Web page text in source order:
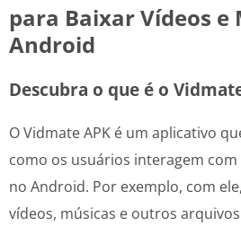
para Baixar Vídeos e
Android
Descubra o que é o
O Vidmate APK é um aplicativo
como os usuários interagem
no Android. Por exemplo, com
vídeos, músicas e outros